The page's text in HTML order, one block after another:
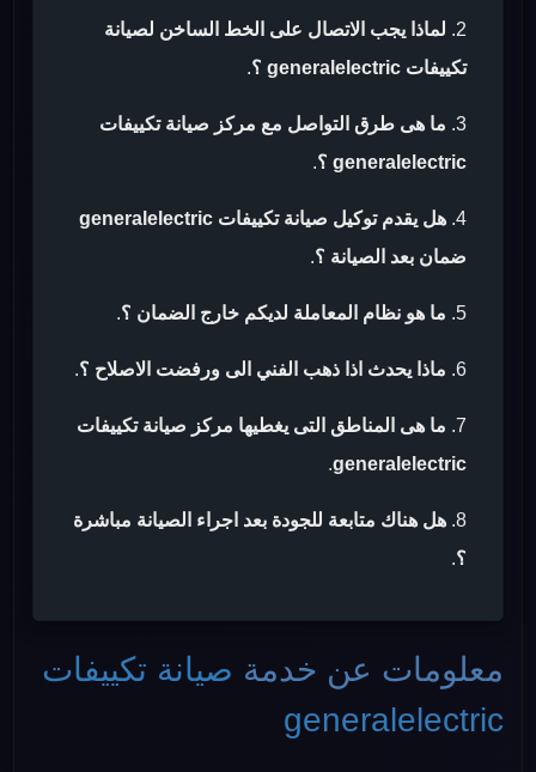
لماذا يجب الاتصال على الخط الساخن لصيانة
تكييفات generalelectric ؟
.
ما هى طرق التواصل مع مركز صيانة تكييفات
generalelectric ؟
.
هل يقدم توكيل صيانة تكييفات generalelectric
ضمان بعد الصيانة ؟.
ما هو نظام المعاملة لديكم خارج الضمان ؟.
ماذا يحدث اذا ذهب الفني الى ورفضت الاصلاح ؟.
ما هى المناطق التى يغطيها مركز صيانة تكييفات
generalelectric
.
هل هناك متابعة للجودة بعد اجراء الصيانة مباشرة
؟.
معلومات عن خدمة صيانة تكييفات
generalelectric